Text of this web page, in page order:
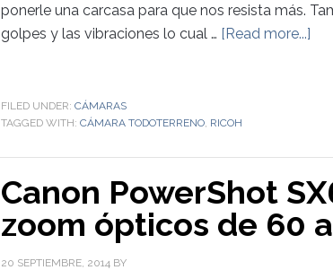
ponerle una carcasa para que nos resista más.
golpes y las vibraciones lo cual … [Read more...]
FILED UNDER: CÁMARAS
TAGGED WITH: CÁMARA TODOTERRENO, RICOH
Canon PowerShot
zoom ópticos de 60
20 SEPTIEMBRE, 2014 BY